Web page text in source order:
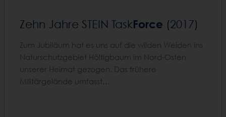
Zehn Jahre STEIN TaskForce (2017)
Zum Jubiläum hat es uns auf die wilden Weiden ins
Naturschutzgebiet Höltigbaum im Nord-Osten
unserer Heimat gezogen. Das frühere
Militärgelände umfasst…